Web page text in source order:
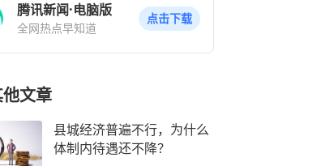
腾讯新闻·电脑版
全网热点早知道
点击下载
文章
县城经济普遍不行，为什么
体制内待遇还不降？